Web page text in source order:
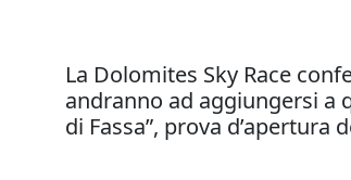
La Dolomites Sky Race
andranno ad aggiungersi a
di Fassa”, prova